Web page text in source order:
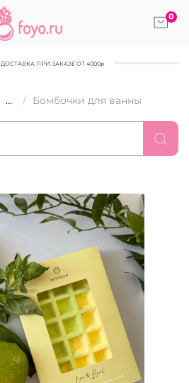
0
ПРИ ЗАКАЗЕ ОТ 4000р
... Бомбочки для ванны